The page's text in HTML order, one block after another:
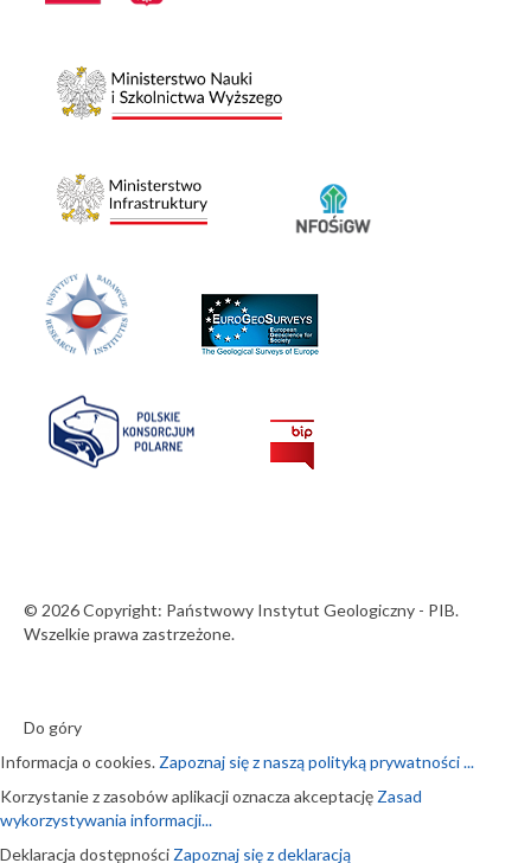
© 2026 Copyright: Państwowy Instytut Geologiczny - PIB.
Wszelkie prawa zastrzeżone.
Do góry
Informacja o cookies. Zapoznaj się z naszą polityką prywatności ...
Korzystanie z zasobów aplikacji oznacza akceptację Zasad
wykorzystywania informacji...
Deklaracja dostępności Zapoznaj się z deklaracją